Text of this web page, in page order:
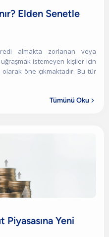
Elden Senetle
almakta zorlanan veya
istemeyen kişiler için
öne çıkmaktadır. Bu tür
Tümünü Oku 
Yeni